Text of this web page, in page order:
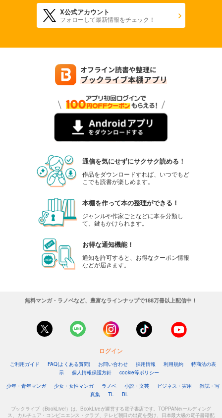
X公式アカウント
フォローして最新情報をチェック！
通信を気にせずにサクサク読める！
作品をダウンロードすれば、いつでもど
こでも読書が楽しめます。
本棚を作って本の整理ができる！
ジャンルや作家ごとなどに本を分類し
て、鍵もかけられます。
お得な通知機能！
通知を許可すると、お得なクーポン情報
などが届きます。
無料マンガ・ラノベなど、豊富なラインナップで188万冊以上配信中！
ログイン
ご利用ガイド FAQ(よくある質問) お問い合わせ 採用情報 利用規約
特商法の表
示
個人情報保護方針
cookie等ポリシー
少年・青年マンガ
少女・女性マンガ ラノベ 小説・文芸 ビジネス・実用
雑誌・写
真集
TL BL
ブックライブ（BookLive!）は、BookLiveが運営する電子書店です。TOPPANホールディング
ス、カルチュア・コンビニエンス・クラブ、テレビ朝日の出資を受け、日本最大級の電子書籍配